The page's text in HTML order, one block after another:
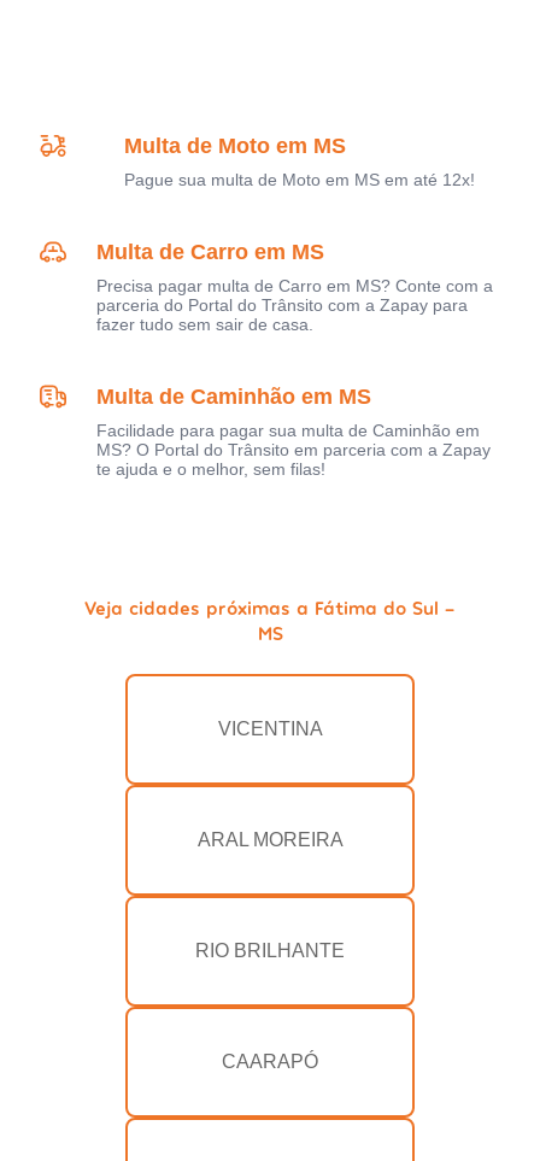
Multa de Moto em MS
Pague sua multa de Moto em MS em até 12x!
Multa de Carro em MS
Precisa pagar multa de Carro em MS? Conte com a
parceria do Portal do Trânsito com a Zapay para
fazer tudo sem sair de casa.
Multa de Caminhão em MS
Facilidade para pagar sua multa de Caminhão em
MS? O Portal do Trânsito em parceria com a Zapay
te ajuda e o melhor, sem filas!
Veja cidades próximas a Fátima do Sul -
MS
VICENTINA
ARAL MOREIRA
RIO BRILHANTE
CAARAPÓ